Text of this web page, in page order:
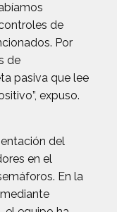
de
Por
de
pasiva que lee
expuso.
del
en el
En la